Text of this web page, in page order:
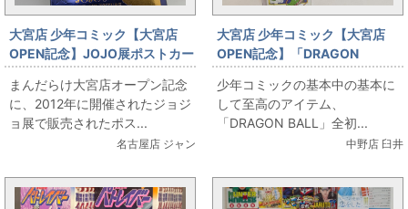
大宮店 少年コミック【大宮店
OPEN記念】JOJO展ポストカー
ドセット出します
まんだらけ大宮店オープン記念
に、2012年に開催されたジョジ
ョ展で販売されたポス...
名古屋店 ジャン
大宮店 少年コミック【大宮店
OPEN記念】「DRAGON
BALL」全初版セット出します
少年コミックの基本中の基本に
して至高のアイテム、
「DRAGON BALL」全初...
中野店 臼井